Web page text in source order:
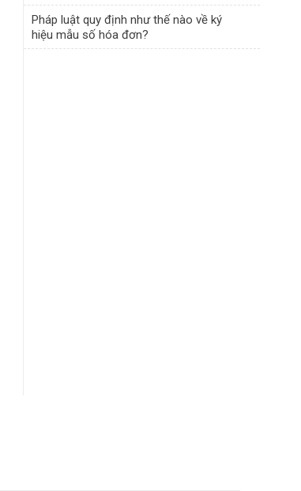
Pháp luật quy định như thế nào về ký
hiệu mẫu số hóa đơn?